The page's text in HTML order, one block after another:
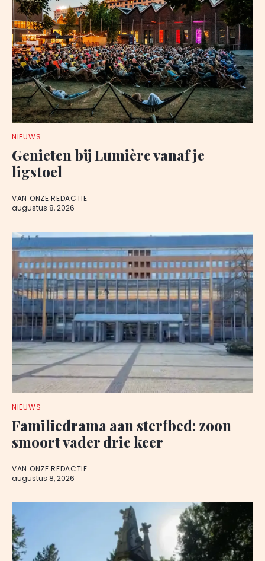
NIEUWS
Genieten bij Lumière vanaf je
ligstoel
VAN ONZE REDACTIE
augustus 8, 2026
NIEUWS
Familiedrama aan sterfbed: zoon
smoort vader drie keer
VAN ONZE REDACTIE
augustus 8, 2026